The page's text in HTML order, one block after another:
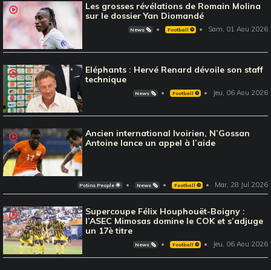
Les grosses révélations de Romain Molina
sur le dossier Yan Diomandé
News 🗞️ Football ⚽️ Sam, 01 Aou 2026
Eléphants : Hervé Renard dévoile son staff
technique
News 🗞️ Football ⚽️ Jeu, 06 Aou 2026
Ancien international Ivoirien, N’Gossan
Antoine lance un appel à l’aide
Potins People 🌟 News 🗞️ Football ⚽️ Mar, 28 Jul 2026
Supercoupe Félix Houphouët-Boigny :
l’ASEC Mimosas domine le COK et s’adjuge
un 17è titre
News 🗞️ Football ⚽️ Jeu, 06 Aou 2026